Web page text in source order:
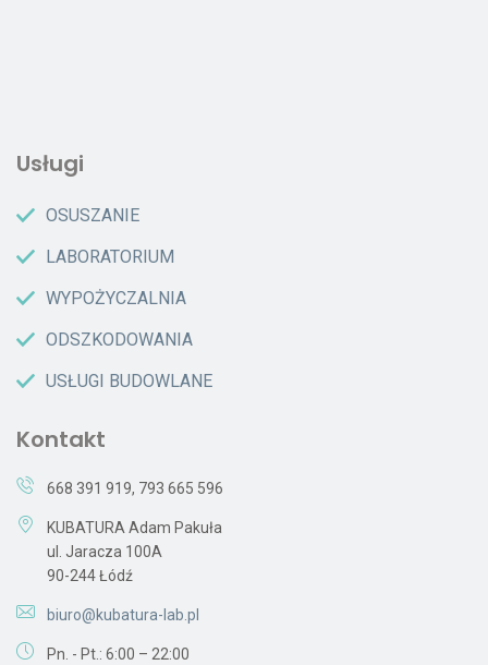
Usługi
OSUSZANIE
LABORATORIUM
WYPOŻYCZALNIA
ODSZKODOWANIA
USŁUGI BUDOWLANE
Kontakt
668 391 919, 793 665 596
KUBATURA Adam Pakuła
ul. Jaracza 100A
90-244 Łódź
biuro@kubatura-lab.pl
Pn. - Pt.: 6:00 – 22:00